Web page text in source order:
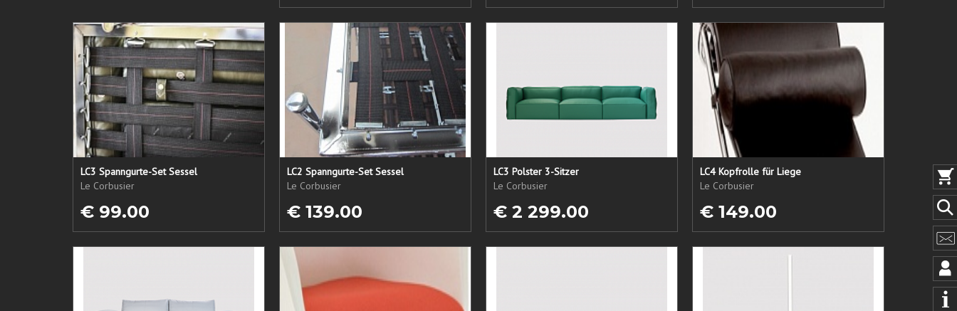
LC3 Spanngurte-Set Sessel
Le Corbusier
€ 99.00
LC2 Spanngurte-Set Sessel
Le Corbusier
€ 139.00
LC3 Polster 3-Sitzer
Le Corbusier
€ 2 299.00
LC4 Kopfrolle für Liege
Le Corbusier
€ 149.00